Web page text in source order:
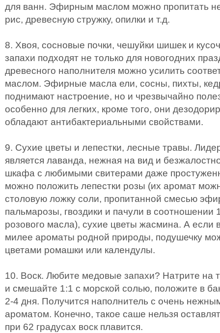
для ванн. Эфирным маслом можно пропитать
рис, древесную стружку, опилки и т.д.
8. Хвоя, сосновые почки, чешуйки шишек и
запахи подходят не только для новогодних
древесного наполнителя можно усилить
маслом. Эфирные масла ели, сосны, пихты,
поднимают настроение, но и чрезвычайно
особенно для легких, кроме того, они
обладают антибактериальными свойствами.
9. Сухие цветы и лепестки, лесные травы.
является лаванда, нежная на вид и
шкафа с любимыми свитерами даже
можно положить лепестки розы (их аромат
столовую ложку соли, пропитанной смесью
пальмарозы, гвоздики и пачули в соотношении
розового масла), сухие цветы жасмина. А если
милее ароматы родной природы, подушечку
цветами ромашки или календулы.
10. Воск. Любите медовые запахи? Натрите на
и смешайте 1:1 с морской солью, положите в
2-4 дня. Получится наполнитель с очень
ароматом. Конечно, такое саше нельзя
при 62 градусах воск плавится.